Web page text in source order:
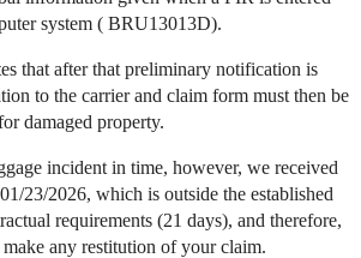
system ( BRU13013D).
that after that preliminary notification is
to the carrier and claim form must then be
damaged property.
incident in time, however, we received
23/2026, which is outside the established
requirements (21 days), and therefore,
any restitution of your claim.